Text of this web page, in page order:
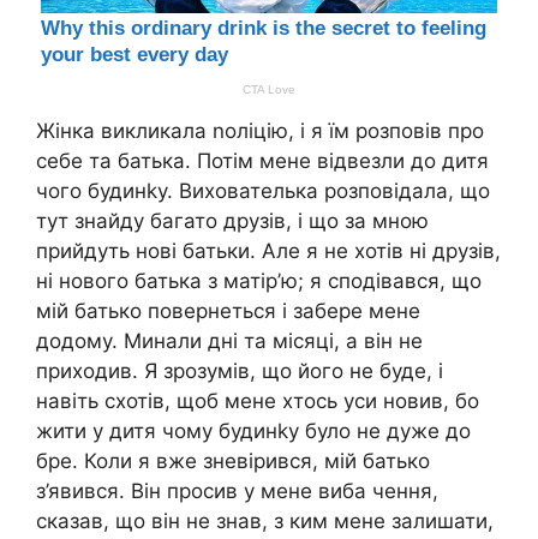
Жінка викликала nоліцію, і я їм розповів про
себе та батька. Потім мене відвезли до дитя
чого будинkу. Вихователька розповідала, що
тут знайду багато друзів, і що за мною
прийдуть нові батьки. Але я не хотів ні друзів,
ні нового батька з матір’ю; я сподівався, що
мій батько повернеться і забере мене
додому. Минали дні та місяці, а він не
приходив. Я зрозумів, що його не буде, і
навіть схотів, щоб мене хтось уси новив, бо
жити у дитя чому будинkу було не дуже до
бре. Коли я вже зневірився, мій батько
з’явився. Він просив у мене виба чення,
сказав, що він не знав, з ким мене залишати,